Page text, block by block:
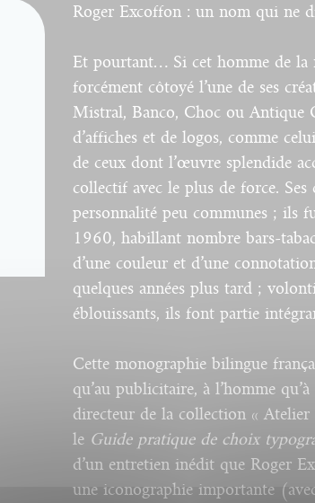
Roger Excoffon : un nom qui ne
Et pourtant… Si cet homme de la
forcément côtoyé l’une de ses
Mistral, Banco, Choc ou Antique
d’affiches et de logos, comme
de ceux dont l’œuvre splendide
collectif avec le plus de force. Ses
personnalité peu communes ; ils
1960, habillant nombre bars-
d’une couleur et d’une
quelques années plus tard ;
éblouissants, ils font partie
Cette monographie bilingue
qu’au publicitaire, à l’homme
directeur de la collection « Atelier
le Guide pratique de choix
d’un entretien inédit que Roger
une iconographie importante